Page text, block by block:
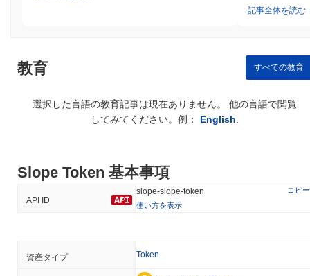
記事全体を読む
教育 すべての教育
選択した言語の教育記事は現在ありません。 他の言語で閲覧
してみてください。例： English
Slope Token 基本事項
API ID
slope-slope-token
コピー
使い方を表示
資産タイプ Token